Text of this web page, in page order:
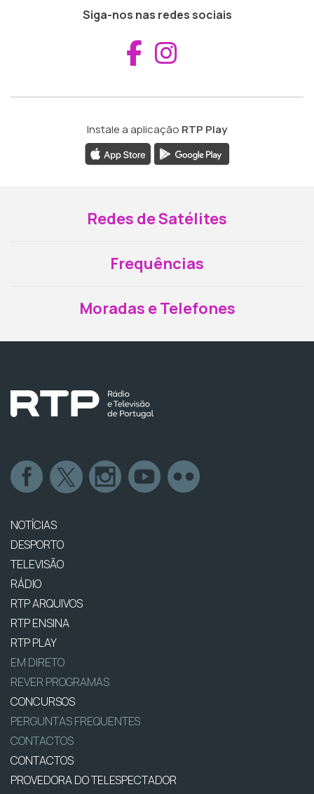
Siga-nos nas redes sociais
Aceder ao
Instale a aplicação RTP Play
Redes de Satélites
Frequências
Moradas e Telefones
NOTÍCIAS
DESPORTO
TELEVISÃO
RÁDIO
RTP ARQUIVOS
RTP ENSINA
RTP PLAY
EM DIRETO
REVER PROGRAMAS
CONCURSOS
PERGUNTAS FREQUENTES
CONTACTOS
CONTACTOS
PROVEDORA DO TELESPECTADOR